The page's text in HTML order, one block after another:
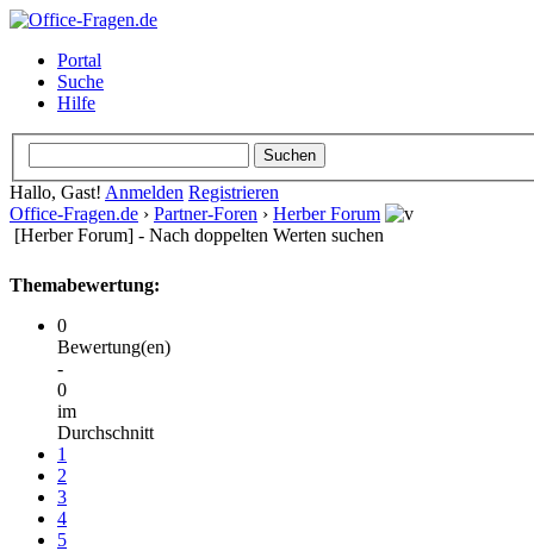
Portal
Suche
Hilfe
Hallo, Gast! Anmelden Registrieren
Office-Fragen.de › Partner-Foren › Herber Forum
[Herber Forum] - Nach doppelten Werten suchen
Themabewertung:
0
Bewertung(en)
-
0
im
Durchschnitt
1
2
3
4
5